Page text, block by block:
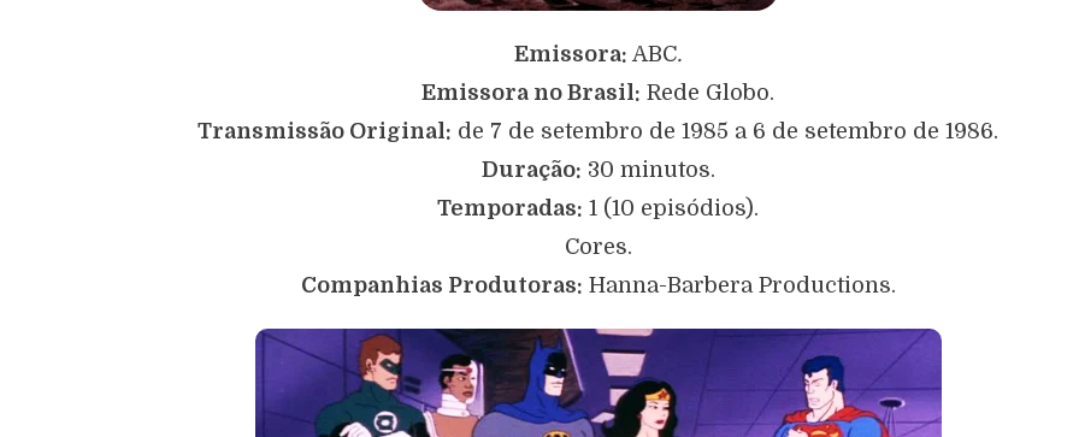
Emissora: ABC.
Emissora no Brasil: Rede Globo.
Transmissão Original: de 7 de setembro de 1985 a 6 de setembro de 1986.
Duração: 30 minutos.
Temporadas: 1 (10 episódios).
Cores.
Companhias Produtoras: Hanna-Barbera Productions.